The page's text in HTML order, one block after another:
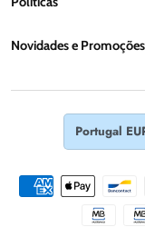
Novidades e Promoções